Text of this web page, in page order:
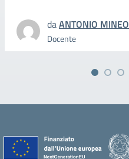
daANTONIO MINEO
Docente